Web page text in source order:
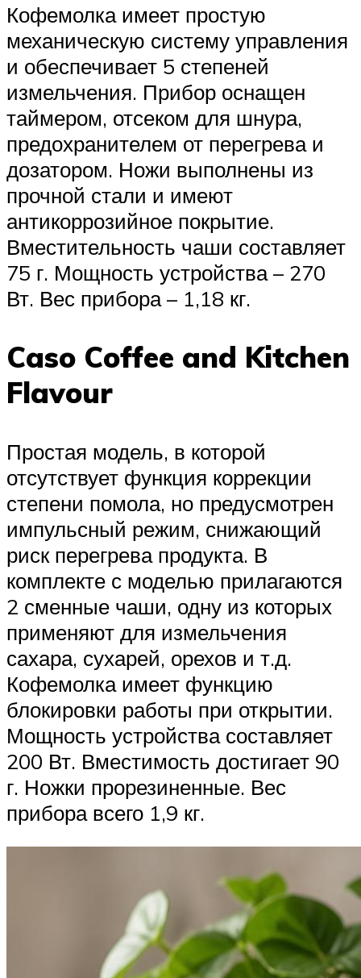
Кофемолка имеет простую
механическую систему управления
и обеспечивает 5 степеней
измельчения. Прибор оснащен
таймером, отсеком для шнура,
предохранителем от перегрева и
дозатором. Ножи выполнены из
прочной стали и имеют
антикоррозийное покрытие.
Вместительность чаши составляет
75 г. Мощность устройства – 270
Вт. Вес прибора – 1,18 кг.
Caso Coffee and Kitchen
Flavour
Простая модель, в которой
отсутствует функция коррекции
степени помола, но предусмотрен
импульсный режим, снижающий
риск перегрева продукта. В
комплекте с моделью прилагаются
2 сменные чаши, одну из которых
применяют для измельчения
сахара, сухарей, орехов и т.д.
Кофемолка имеет функцию
блокировки работы при открытии.
Мощность устройства составляет
200 Вт. Вместимость достигает 90
г. Ножки прорезиненные. Вес
прибора всего 1,9 кг.